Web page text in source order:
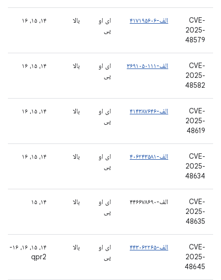
CVE-
2025-
48579
الف-۴۱۷۱۹۵۶۰۶
ای او
پی
بالا ۱۴، ۱۵، ۱۶
CVE-
2025-
48582
الف-۳۶۹۱۰۵۰۱۱۱
ای او
پی
بالا ۱۴، ۱۵، ۱۶
CVE-
2025-
48619
الف-۴۱۴۳۸۷۶۴۶
ای او
پی
بالا ۱۴، ۱۵، ۱۶
CVE-
2025-
48634
الف-۴۰۶۲۴۳۵۸۱
ای او
پی
بالا ۱۴، ۱۵، ۱۶
CVE-
2025-
48635
الف-۴۴۶۶۷۸۶۹۰
ای او
پی
بالا ۱۴، ۱۵
CVE-
2025-
48645
الف-۴۴۳۰۶۲۲۶۵
ای او
پی
بالا
۱۴، ۱۵، ۱۶، ۱۶-
qpr2